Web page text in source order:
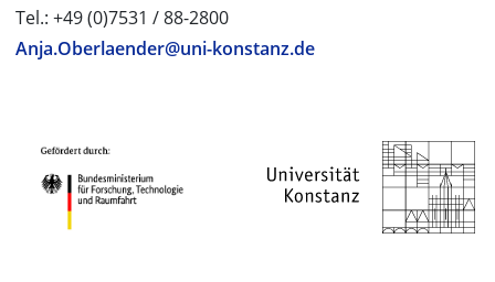
Tel.: +49 (0)7531 / 88-2800
Anja.Oberlaender@uni-konstanz.de